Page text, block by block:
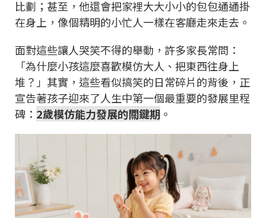
比劃；甚至，他還會把家裡大大小小的包包通通掛
在身上，像個精明的小忙人一樣在客廳走來走去。
面對這些讓人哭笑不得的舉動，許多家長常問：
「為什麼小孩這麼喜歡模仿大人、把東西往身上
堆？」其實，這些看似搞笑的日常碎片的背後，正
宣告著孩子迎來了人生中第一個最重要的發展里程
碑： 2歲模仿能力發展的關鍵期 。